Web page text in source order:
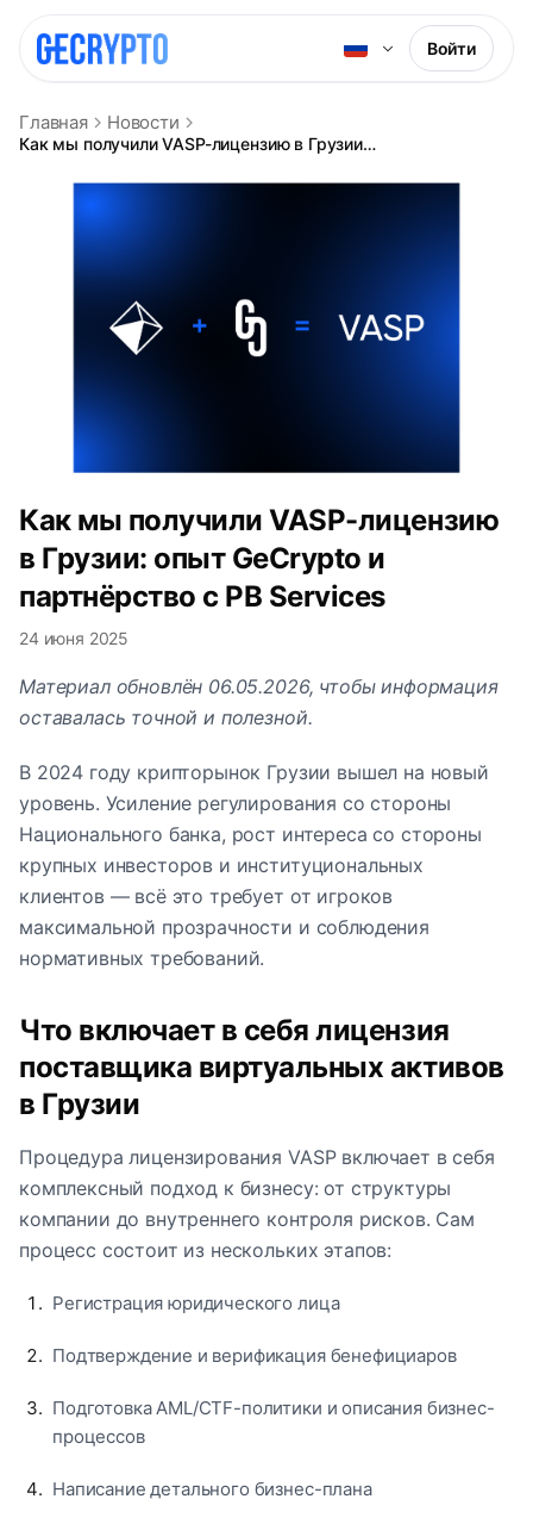
Войти
Главная Новости
Как мы получили VASP-лицензию в Грузии: опыт GeCrypto и партнёрство с PB Services
Как мы получили VASP-лицензию
в Грузии: опыт GeCrypto и
партнёрство с PB Services
24 июня 2025
Материал обновлён 06.05.2026, чтобы информация
оставалась точной и полезной.
В 2024 году крипторынок Грузии вышел на новый
уровень. Усиление регулирования со стороны
Национального банка, рост интереса со стороны
крупных инвесторов и институциональных
клиентов — всё это требует от игроков
максимальной прозрачности и соблюдения
нормативных требований.
Что включает в себя лицензия
поставщика виртуальных активов
в Грузии
Процедура лицензирования VASP включает в себя
комплексный подход к бизнесу: от структуры
компании до внутреннего контроля рисков. Сам
процесс состоит из нескольких этапов:
Регистрация юридического лица
Подтверждение и верификация бенефициаров
Подготовка AML/CTF-политики и описания бизнес-
процессов
Написание детального бизнес-плана